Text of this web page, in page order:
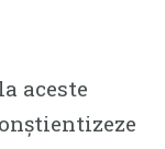
aceste